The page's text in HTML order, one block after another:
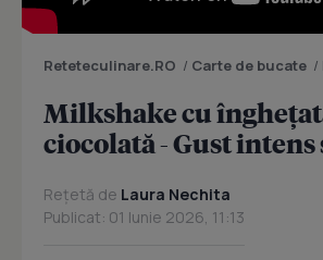
Reteteculinare.RO / Carte de bucate /
Milkshake cu
ciocolată - Gust intens
Rețetă de Laura Nechita
Publicat: 01 Iunie 2026, 11:13